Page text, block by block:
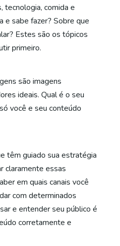
tecnologia, comida e
e sabe fazer? Sobre que
Estes são os tópicos
primeiro.
são imagens
ideais. Qual é o seu
você e seu conteúdo
têm guiado sua estratégia
claramente essas
em quais canais você
com determinados
e entender seu público é
corretamente e